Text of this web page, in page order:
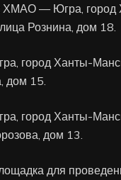
ХМАО — Югра, город
Рознина, дом 18.
город Ханты-
дом 15.
город Ханты-
дом 13.
для